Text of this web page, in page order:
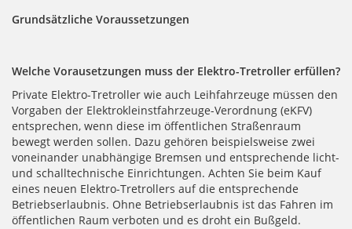
Grundsätzliche Voraussetzungen
Welche Vorausetzungen muss der Elektro-Tretroller erfüllen?
Private Elektro-Tretroller wie auch Leihfahrzeuge müssen den
Vorgaben der Elektrokleinstfahrzeuge-Verordnung (eKFV)
entsprechen, wenn diese im öffentlichen Straßenraum
bewegt werden sollen. Dazu gehören beispielsweise zwei
voneinander unabhängige Bremsen und entsprechende licht-
und schalltechnische Einrichtungen. Achten Sie beim Kauf
eines neuen Elektro-Tretrollers auf die entsprechende
Betriebserlaubnis. Ohne Betriebserlaubnis ist das Fahren im
öffentlichen Raum verboten und es droht ein Bußgeld.